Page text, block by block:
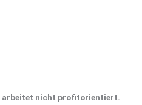
arbeitet nicht profitorientiert.